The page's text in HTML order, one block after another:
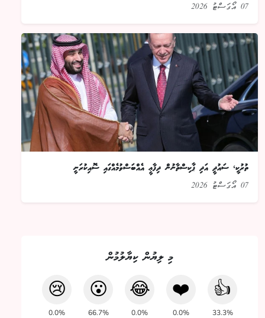
07 އޯގަސްޓު 2026
ތުރުކީ، ސައުދީ އަދި ޕާކިސްތާނުން ދިފާޢީ އެއްބަސްވުމެއްގައި ސޮއިކުރަނީ
07 އޯގަސްޓު 2026
މި ލިޔުން ކިޔާލުމުން
👍
33.3%
❤️
0.0%
😂
0.0%
😮
66.7%
😢
0.0%